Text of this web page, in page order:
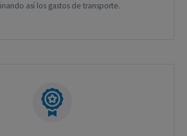
así los gastos de transporte.